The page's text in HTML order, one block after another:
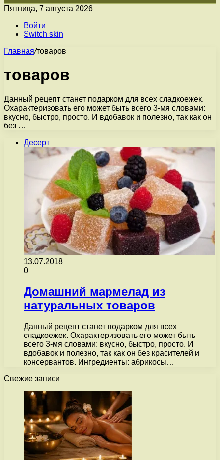
Пятница, 7 августа 2026
Войти
Switch skin
Главная/товаров
товаров
Данный рецепт станет подарком для всех сладкоежек.
Охарактеризовать его может быть всего 3-мя словами:
вкусно, быстро, просто. И вдобавок и полезно, так как он
без …
Десерт
13.07.2018
0
Домашний мармелад из
натуральных товаров
Данный рецепт станет подарком для всех
сладкоежек. Охарактеризовать его может быть
всего 3-мя словами: вкусно, быстро, просто. И
вдобавок и полезно, так как он без красителей и
консервантов. Ингредиенты: абрикосы…
Свежие записи